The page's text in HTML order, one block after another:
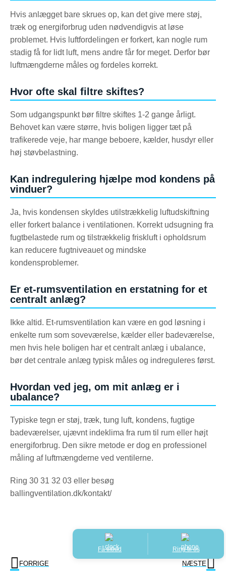
Hvis anlægget bare skrues op, kan det give mere støj,
træk og energiforbrug uden nødvendigvis at løse
problemet. Hvis luftfordelingen er forkert, kan nogle rum
stadig få for lidt luft, mens andre får for meget. Derfor bør
luftmængderne måles og fordeles korrekt.
Hvor ofte skal filtre skiftes?
Som udgangspunkt bør filtre skiftes 1-2 gange årligt.
Behovet kan være større, hvis boligen ligger tæt på
trafikerede veje, har mange beboere, kælder, husdyr eller
høj støvbelastning.
Kan indregulering hjælpe mod kondens på
vinduer?
Ja, hvis kondensen skyldes utilstrækkelig luftudskiftning
eller forkert balance i ventilationen. Korrekt udsugning fra
fugtbelastede rum og tilstrækkelig friskluft i opholdsrum
kan reducere fugtniveauet og mindske
kondensproblemer.
Er et-rumsventilation en erstatning for et
centralt anlæg?
Ikke altid. Et-rumsventilation kan være en god løsning i
enkelte rum som soveværelse, kælder eller badeværelse,
men hvis hele boligen har et centralt anlæg i ubalance,
bør det centrale anlæg typisk måles og indreguleres først.
Hvordan ved jeg, om mit anlæg er i
ubalance?
Typiske tegn er støj, træk, tung luft, kondens, fugtige
badeværelser, ujævnt indeklima fra rum til rum eller højt
energiforbrug. Den sikre metode er dog en professionel
måling af luftmængderne ved ventilerne.
Ring 30 31 32 03 eller besøg
ballingventilation.dk/kontakt/
FORRIGE NÆSTE
Få tilbud Ring til os